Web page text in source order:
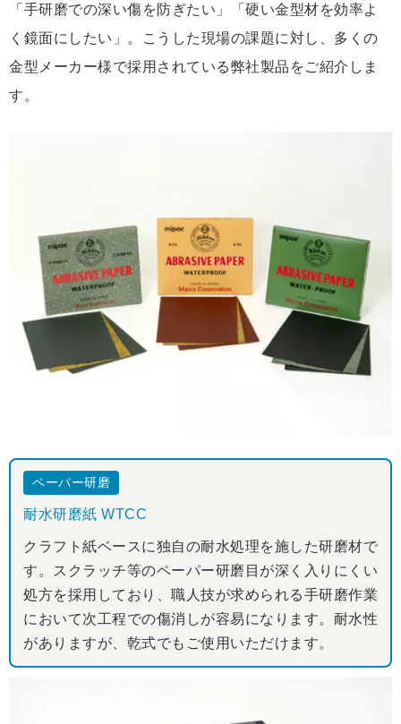
「手研磨での深い傷を防ぎたい」「硬い金型材を効率よ
く鏡面にしたい」。こうした現場の課題に対し、多くの
金型メーカー様で採用されている弊社製品をご紹介しま
す。
ペーパー研磨
耐水研磨紙 WTCC
クラフト紙ベースに独自の耐水処理を施した研磨材で
す。スクラッチ等のペーパー研磨目が深く入りにくい
処方を採用しており、職人技が求められる手研磨作業
において次工程での傷消しが容易になります。耐水性
がありますが、乾式でもご使用いただけます。